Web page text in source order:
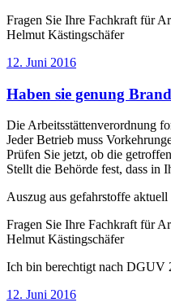
Fragen Sie Ihre Fachkraft für
Helmut Kästingschäfer
Veröffentlicht
12. Juni 2016
Haben sie genung
Die Arbeitsstättenverordnung
Jeder Betrieb muss
Prüfen Sie jetzt, ob die
Stellt die Behörde fest, dass in
Auszug aus gefahrstoffe
Fragen Sie Ihre Fachkraft für
Helmut Kästingschäfer
Ich bin berechtigt nach DGUV
Veröffentlicht
12. Juni 2016